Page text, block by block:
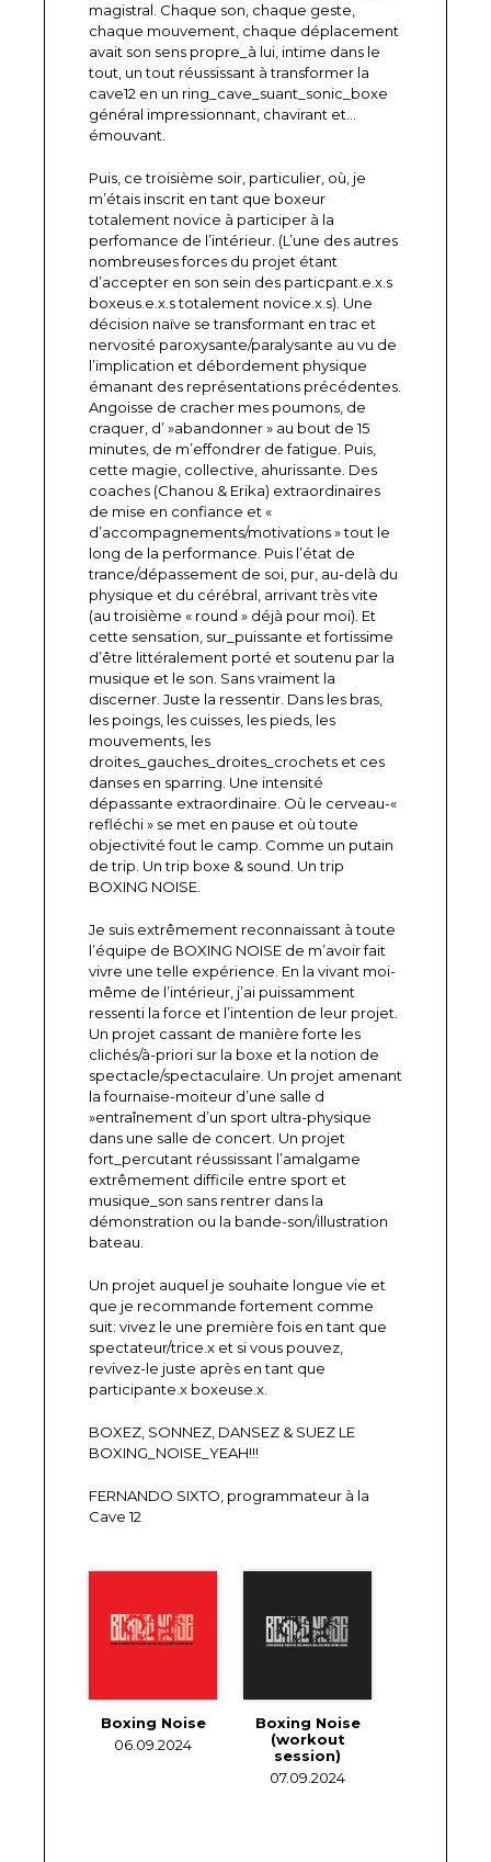
magistral. Chaque son, chaque geste,
chaque mouvement, chaque déplacement
avait son sens propre_à lui, intime dans le
tout, un tout réussissant à transformer la
cave12 en un ring_cave_suant_sonic_boxe
général impressionnant, chavirant et…
émouvant.
Puis, ce troisième soir, particulier, où, je
m’étais inscrit en tant que boxeur
totalement novice à participer à la
perfomance de l’intérieur. (L’une des autres
nombreuses forces du projet étant
d’accepter en son sein des particpant.e.x.s
boxeus.e.x.s totalement novice.x.s). Une
décision naïve se transformant en trac et
nervosité paroxysante/paralysante au vu de
l’implication et débordement physique
émanant des représentations précédentes.
Angoisse de cracher mes poumons, de
craquer, d’ »abandonner » au bout de 15
minutes, de m’effondrer de fatigue. Puis,
cette magie, collective, ahurissante. Des
coaches (Chanou & Erika) extraordinaires
de mise en confiance et «
d’accompagnements/motivations » tout le
long de la performance. Puis l’état de
trance/dépassement de soi, pur, au-delà du
physique et du cérébral, arrivant très vite
(au troisième « round » déjà pour moi). Et
cette sensation, sur_puissante et fortissime
d’être littéralement porté et soutenu par la
musique et le son. Sans vraiment la
discerner. Juste la ressentir. Dans les bras,
les poings, les cuisses, les pieds, les
mouvements, les
droites_gauches_droites_crochets et ces
danses en sparring. Une intensité
dépassante extraordinaire. Où le cerveau-«
refléchi » se met en pause et où toute
objectivité fout le camp. Comme un putain
de trip. Un trip boxe & sound. Un trip
BOXING NOISE.
Je suis extrêmement reconnaissant à toute
l’équipe de BOXING NOISE de m’avoir fait
vivre une telle expérience. En la vivant moi-
même de l’intérieur, j’ai puissamment
ressenti la force et l’intention de leur projet.
Un projet cassant de manière forte les
clichés/à-priori sur la boxe et la notion de
spectacle/spectaculaire. Un projet amenant
la fournaise-moiteur d’une salle d
»entraînement d’un sport ultra-physique
dans une salle de concert. Un projet
fort_percutant réussissant l’amalgame
extrêmement difficile entre sport et
musique_son sans rentrer dans la
démonstration ou la bande-son/illustration
bateau.
Un projet auquel je souhaite longue vie et
que je recommande fortement comme
suit: vivez le une première fois en tant que
spectateur/trice.x et si vous pouvez,
revivez-le juste après en tant que
participante.x boxeuse.x.
BOXEZ, SONNEZ, DANSEZ & SUEZ LE
BOXING_NOISE_YEAH!!!
FERNANDO SIXTO, programmateur à la
Cave 12
Boxing Noise
06.09.2024
Boxing Noise
(workout
session)
07.09.2024